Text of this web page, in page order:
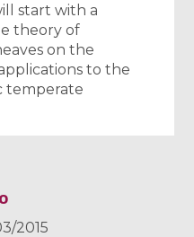
start with a
theory of
on the
to the
temperate
2015